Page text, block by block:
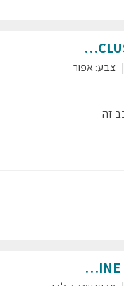
צבע:אפור
זה